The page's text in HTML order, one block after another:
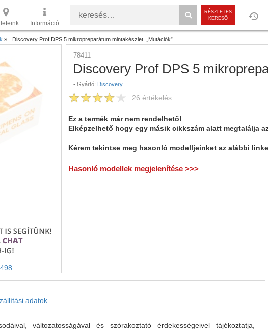
Információ
RÉSZLETES
KERESŐ
» Discovery Prof DPS 5 mikropreparátum mintakészlet. „Mutációk”
78411
Discovery Prof DPS 5
• Gyártó: Discovery
26 értékelés
Ez a termék már nem rendelhető!
Elképzelhető hogy egy másik cikkszám alatt megtalálja
Kérem tekintse meg hasonló modelljeinket az alábbi
Hasonló modellek megjelenítése >>>
adatok
változatosságával és szórakoztató érdekességeivel tájékoztatja,